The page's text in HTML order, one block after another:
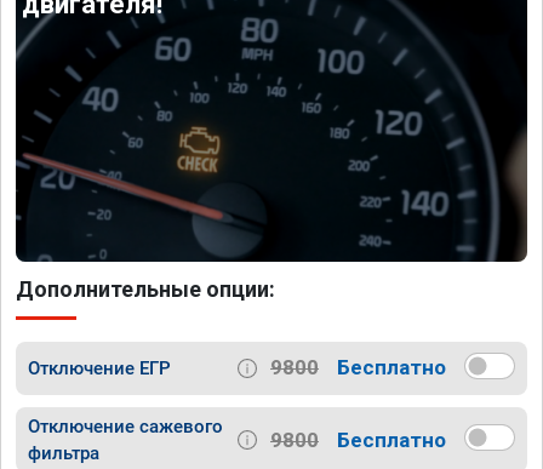
Дополнительные опции:
Отключение ЕГР 9800 Бесплатно
Отключение сажевого
фильтра
9800 Бесплатно